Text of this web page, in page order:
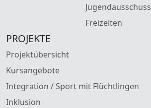
Jugendausschuss
Freizeiten
PROJEKTE
Projektübersicht
Kursangebote
Integration / Sport mit Flüchtlingen
Inklusion